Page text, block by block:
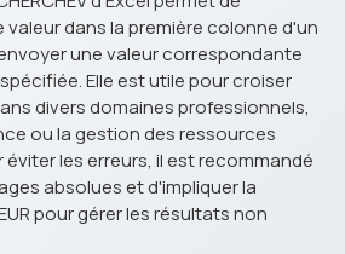
dans la première colonne d'un
une valeur correspondante
Elle est utile pour croiser
divers domaines professionnels,
ou la gestion des ressources
éviter les erreurs, il est recommandé
absolues et d'impliquer la
pour gérer les résultats non